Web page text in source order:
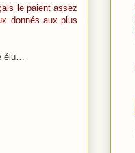
le paient assez
donnés aux plus
élu…